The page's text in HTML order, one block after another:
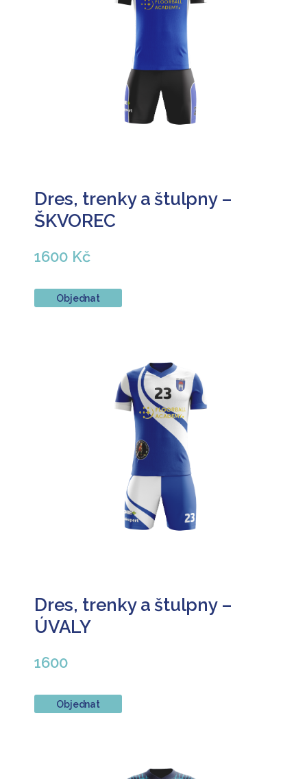
Dres, trenky a štulpny –
ŠKVOREC
1600 Kč
Objednat
Dres, trenky a štulpny –
ÚVALY
1600
Objednat